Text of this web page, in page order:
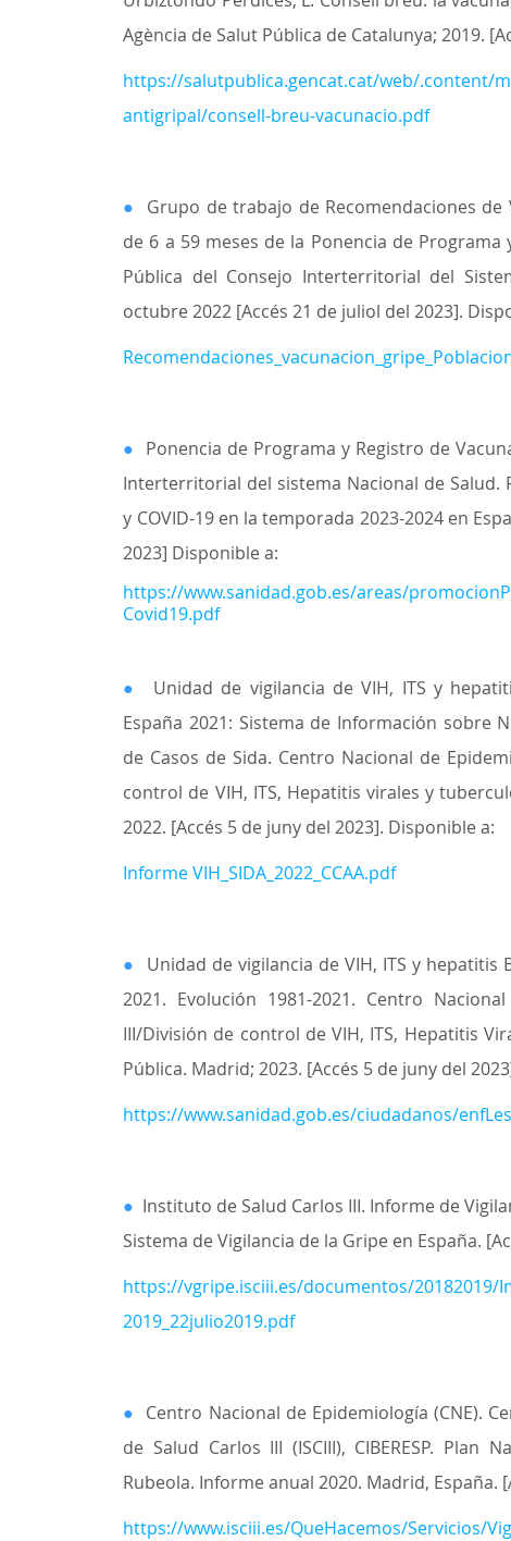
Agència de Salut Pública de Catalunya; 2019.
https://salutpublica.gencat.cat/web/.content/
antigripal/consell-breu-vacunacio.pdf
● Grupo de trabajo de Recomendaciones
de 6 a 59 meses de la Ponencia de
Pública del Consejo Interterritorial del
octubre 2022 [Accés 21 de juliol del 2023].
● Ponencia de Programa y Registro de
Interterritorial del sistema Nacional de Salud.
y COVID-19 en la temporada 2023-2024 en
2023] Disponible a:
https://www.sanidad.gob.es/areas/
Covid19.pdf
● Unidad de vigilancia de VIH, ITS y
España 2021: Sistema de Información sobre
de Casos de Sida. Centro Nacional de
control de VIH, ITS, Hepatitis virales y
2022. [Accés 5 de juny del 2023]. Disponible a:
Informe VIH_SIDA_2022_CCAA.pdf
● Unidad de vigilancia de VIH, ITS y
2021. Evolución 1981-2021. Centro
III/División de control de VIH, ITS, Hepatitis
Pública. Madrid; 2023. [Accés 5 de juny del
https://www.sanidad.gob.es/ciudadanos/
● Instituto de Salud Carlos III. Informe de
Sistema de Vigilancia de la Gripe en España.
https://vgripe.isciii.es/documentos/20182019/
2019_22julio2019.pdf
● Centro Nacional de Epidemiología (CNE).
de Salud Carlos III (ISCIII), CIBERESP.
Rubeola. Informe anual 2020. Madrid, España.
https://www.isciii.es/QueHacemos/Servicios/